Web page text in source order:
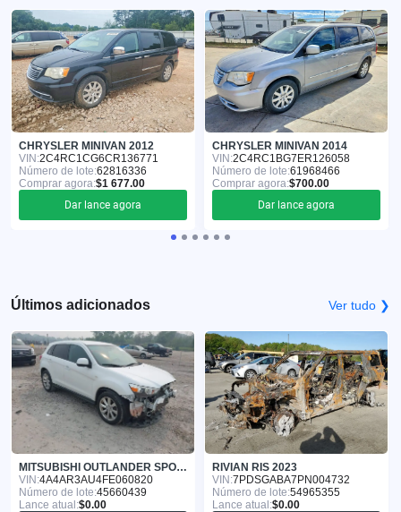
CHRYSLER MINIVAN 2012
VIN:2C4RC1CG6CR136771
Número de lote:62816336
Comprar agora:$1 677.00
Dar lance agora
CHRYSLER MINIVAN 2014
VIN:2C4RC1BG7ER126058
Número de lote:61968466
Comprar agora:$700.00
Dar lance agora
Últimos adicionados Ver tudo ❯
MITSUBISHI OUTLANDER SPORT 2015
VIN:4A4AR3AU4FE060820
Número de lote:45660439
Lance atual:$0.00
RIVIAN RIS 2023
VIN:7PDSGABA7PN004732
Número de lote:54965355
Lance atual:$0.00